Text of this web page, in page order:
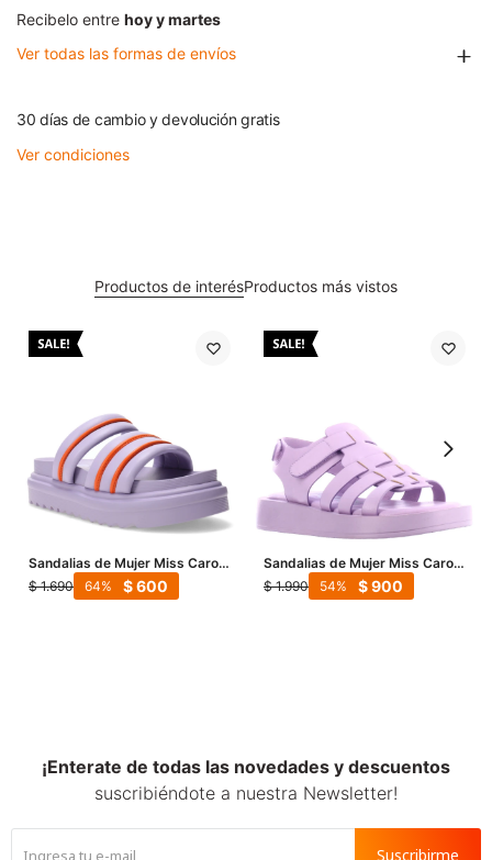
Recibelo entre hoy y martes
Ver todas las formas de envíos
30 días de cambio y devolución gratis
Ver condiciones
Productos de interésProductos más vistos
Sandalias de Mujer Miss Carol
FECHU - Lila
$ 1.690 $600
64
Sandalias de Mujer Miss Carol
Orense - Lila
$ 1.990 $900
54
¡Enterate de todas las novedades y descuentos
suscribiéndote a nuestra Newsletter!
Suscribirme